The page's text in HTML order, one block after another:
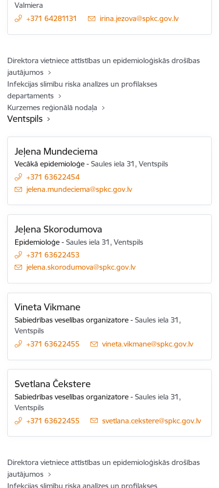
Valmiera
+371 64281131
E-pasts:
irina.jezova@spkc.gov.lv
Direktora vietniece attīstības un epidemioloģiskās drošības
jautājumos
Infekcijas slimību riska analīzes un profilakses
departaments
Kurzemes reģionālā nodaļa
Ventspils
Jeļena Mundeciema
Vecākā epidemioloģe -Saules iela 31, Ventspils
+371 63622454
E-pasts:
jelena.mundeciema@spkc.gov.lv
Jeļena Skorodumova
Epidemioloģe -Saules iela 31, Ventspils
+371 63622453
E-pasts:
jelena.skorodumova@spkc.gov.lv
Vineta Vikmane
Sabiedrības veselības organizatore -Saules iela 31,
Ventspils
+371 63622455
E-pasts:
vineta.vikmane@spkc.gov.lv
Svetlana Čekstere
Sabiedrības veselības organizatore -Saules iela 31,
Ventspils
+371 63622455
E-pasts:
svetlana.cekstere@spkc.gov.lv
Direktora vietniece attīstības un epidemioloģiskās drošības
jautājumos
Infekcijas slimību riska analīzes un profilakses